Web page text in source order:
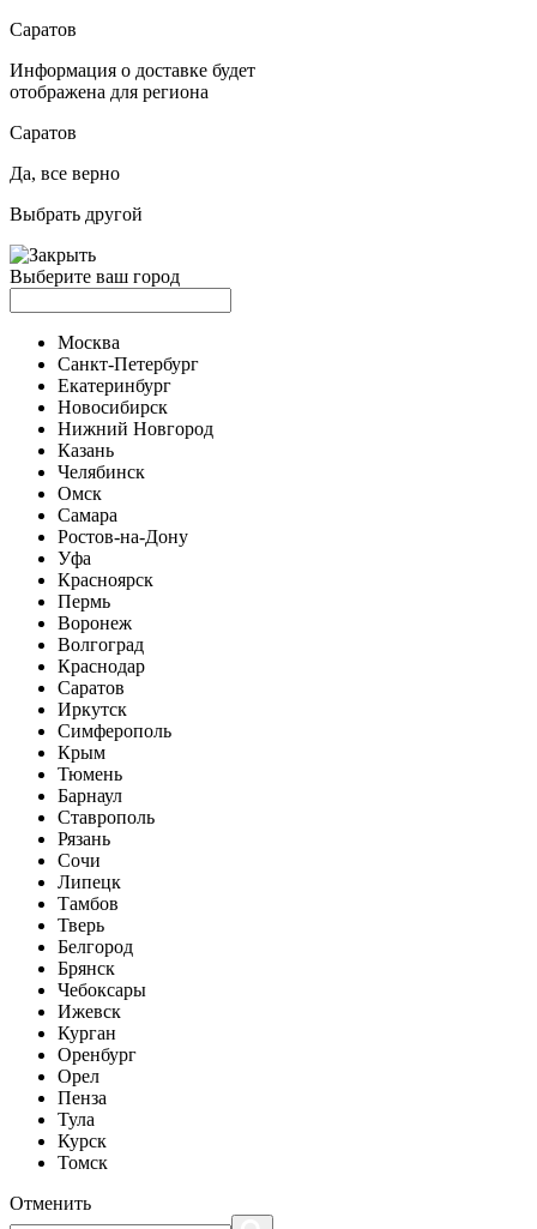
Саратов
Информация о доставке будет
отображена для региона
Саратов
Да, все верно
Выбрать другой
Выберите ваш город
Москва
Санкт-Петербург
Екатеринбург
Новосибирск
Нижний Новгород
Казань
Челябинск
Омск
Самара
Ростов-на-Дону
Уфа
Красноярск
Пермь
Воронеж
Волгоград
Краснодар
Саратов
Иркутск
Симферополь
Крым
Тюмень
Барнаул
Ставрополь
Рязань
Сочи
Липецк
Тамбов
Тверь
Белгород
Брянск
Чебоксары
Ижевск
Курган
Оренбург
Орел
Пенза
Тула
Курск
Томск
Отменить